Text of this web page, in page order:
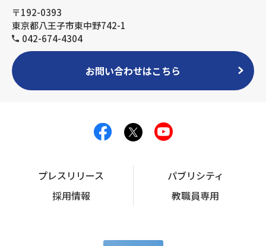
〒192-0393
東京都八王子市東中野742-1
042-674-4304
お問い合わせはこちら
プレスリリース
パブリシティ
採用情報
教職員専用